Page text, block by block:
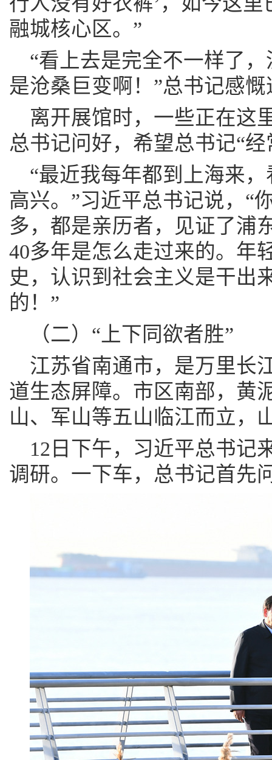
融城核心区。”
“看上去是完全不一样了
是沧桑巨变啊！”总书记感慨
离开展馆时，一些正在这
总书记问好，希望总书记“
“最近我每年都到上海来
高兴。”习近平总书记说，“
多，都是亲历者，见证了浦
40多年是怎么走过来的。年
史，认识到社会主义是干出
的！”
（二）“上下同欲者胜”
江苏省南通市，是万里长
道生态屏障。市区南部，黄
山、军山等五山临江而立，
12日下午，习近平总书记
调研。一下车，总书记首先